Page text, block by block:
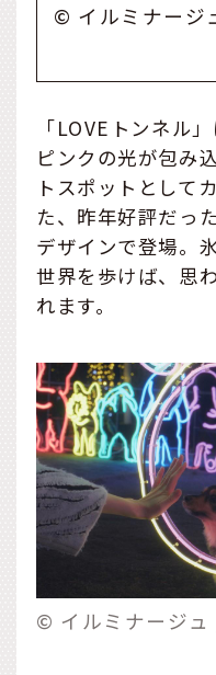
/ Illuminage
「LOVEトンネル
ピンクの光が包み
トスポットとして
た、昨年好評だっ
デザインで登場。
世界を歩けば、思
れます。
© イルミナージ